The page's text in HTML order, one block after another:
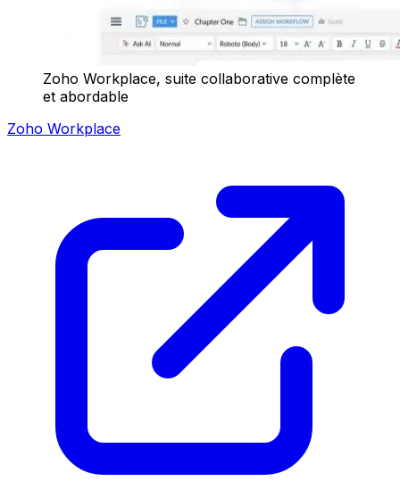
Zoho Workplace, suite collaborative complète
et abordable
Zoho Workplace